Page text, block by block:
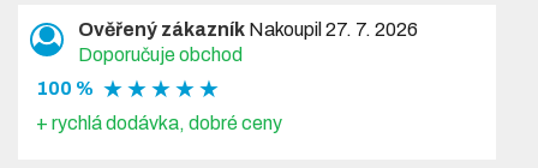
Ověřený zákazník Nakoupil 27. 7. 2026
Doporučuje obchod
100 % ★ ★ ★ ★ ★
+ rychlá dodávka, dobré ceny